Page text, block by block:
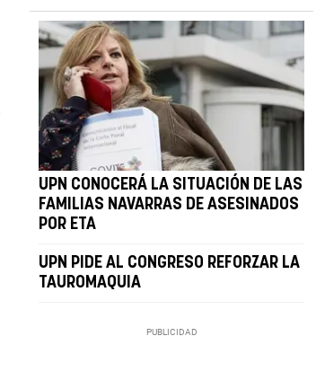
UPN CONOCERÁ LA SITUACIÓN DE LAS
FAMILIAS NAVARRAS DE ASESINADOS
POR ETA
UPN PIDE AL CONGRESO REFORZAR LA
TAUROMAQUIA